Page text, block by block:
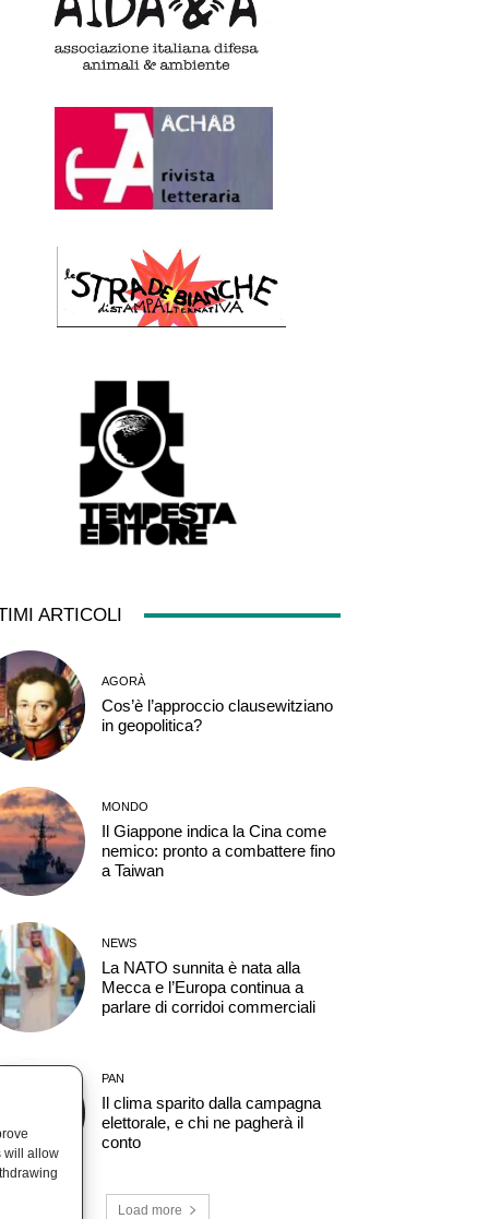
will allow
ARTICOLI
AGORÀ
Cos’è l’approccio clausewitziano
in geopolitica?
MONDO
Il Giappone indica la Cina come
nemico: pronto a combattere fino
a Taiwan
NEWS
La NATO sunnita è nata alla
Mecca e l’Europa continua a
parlare di corridoi commerciali
PAN
Il clima sparito dalla campagna
elettorale, e chi ne pagherà il
conto
Load more